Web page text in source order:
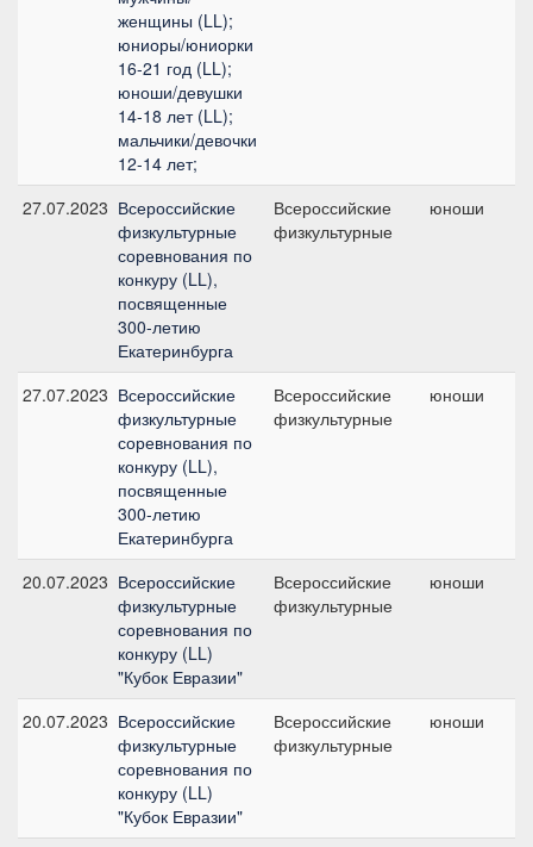
женщины (LL);
юниоры/юниорки
16-21 год (LL);
юноши/девушки
14-18 лет (LL);
мальчики/девочки
12-14 лет;
27.07.2023 Всероссийские
физкультурные
соревнования по
конкуру (LL),
посвященные
300-летию
Екатеринбурга
Всероссийские
физкультурные
юноши
27.07.2023 Всероссийские
физкультурные
соревнования по
конкуру (LL),
посвященные
300-летию
Екатеринбурга
Всероссийские
физкультурные
юноши
20.07.2023 Всероссийские
физкультурные
соревнования по
конкуру (LL)
"Кубок Евразии"
Всероссийские
физкультурные
юноши
20.07.2023 Всероссийские
физкультурные
соревнования по
конкуру (LL)
"Кубок Евразии"
Всероссийские
физкультурные
юноши